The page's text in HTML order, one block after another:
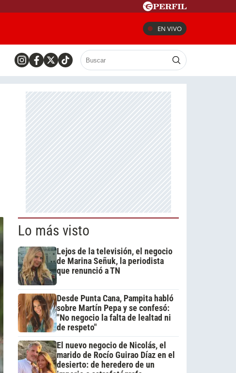
EN VIVO
Lo más visto
Lejos de la televisión, el negocio
de Marina Señuk, la periodista
que renunció a TN
Desde Punta Cana, Pampita habló
sobre Martín Pepa y se confesó:
"No negocio la falta de lealtad ni
de respeto"
El nuevo negocio de Nicolás, el
marido de Rocío Guirao Díaz en el
desierto: de heredero de un